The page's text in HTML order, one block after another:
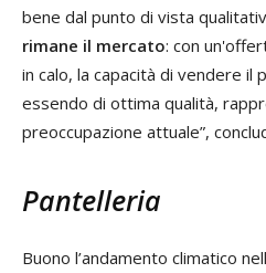
bene dal punto di vista
rimane il mercato: con
in calo, la capacità di vendere
essendo di ottima qualità,
preoccupazione attuale”,
Pantelleria
Buono l’andamento climatico